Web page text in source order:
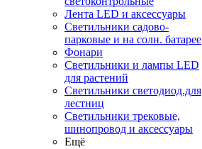
Лента LED и аксессуары
Светильники садово-
парковые и на солн. батарее
Фонари
Светильники и лампы LED
для растений
Светильники светодиод.для
лестниц
Светильники трековые,
шинопровод и аксессуары
Ещё